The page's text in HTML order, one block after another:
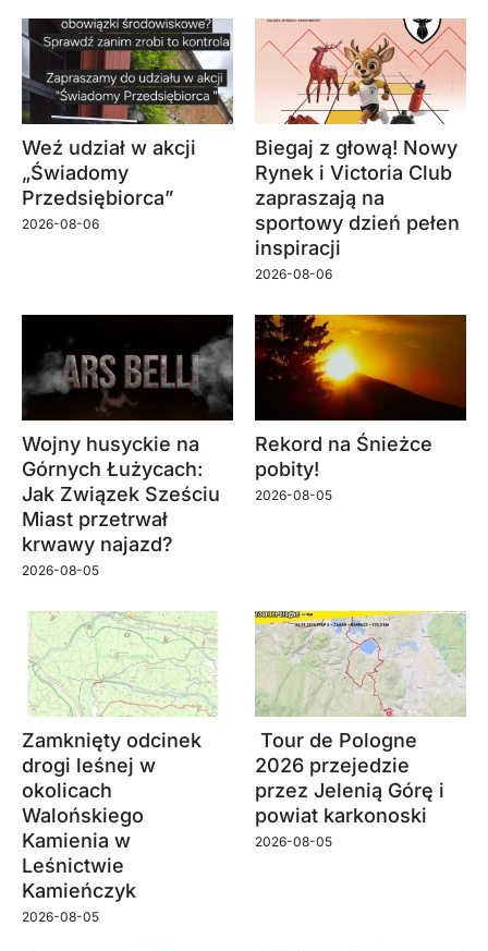
Weź udział w akcji
„Świadomy
Przedsiębiorca”
2026-08-06
Biegaj z głową! Nowy
Rynek i Victoria Club
zapraszają na
sportowy dzień pełen
inspiracji
2026-08-06
Wojny husyckie na
Górnych Łużycach:
Jak Związek Sześciu
Miast przetrwał
krwawy najazd?
2026-08-05
Rekord na Śnieżce
pobity!
2026-08-05
Zamknięty odcinek
drogi leśnej w
okolicach
Walońskiego
Kamienia w
Leśnictwie
Kamieńczyk
2026-08-05
Tour de Pologne
2026 przejedzie
przez Jelenią Górę i
powiat karkonoski
2026-08-05